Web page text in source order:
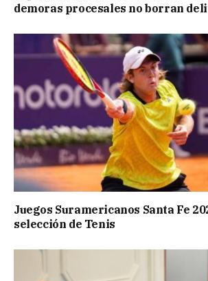
demoras procesales no borran
Juegos Suramericanos Santa Fe
selección de Tenis